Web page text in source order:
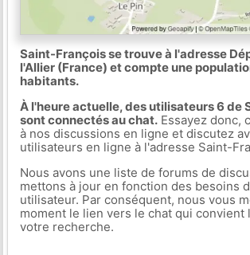
Saint-François se trouve à l'adresse
l'Allier (France) et compte une
habitants.
À l'heure actuelle, des utilisateurs 6 de
sont connectés au chat.Essayez donc,
à nos discussions en ligne et discutez
utilisateurs en ligne à l'adresse Saint-
Nous avons une liste de forums de
mettons à jour en fonction des besoins
utilisateur. Par conséquent, nous vous
moment le lien vers le chat qui convient
votre recherche.